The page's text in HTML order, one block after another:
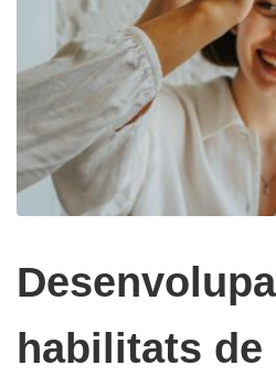
habilitats